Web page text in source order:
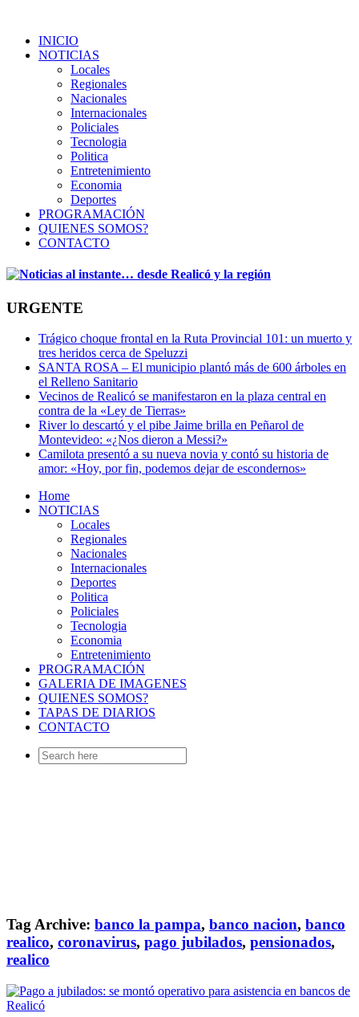
INICIO
NOTICIAS
Locales
Regionales
Nacionales
Internacionales
Policiales
Tecnologia
Politica
Entretenimiento
Economia
Deportes
PROGRAMACIÓN
QUIENES SOMOS?
CONTACTO
URGENTE
Trágico choque frontal en la Ruta Provincial 101: un muerto y
tres heridos cerca de Speluzzi
SANTA ROSA – El municipio plantó más de 600 árboles en
el Relleno Sanitario
Vecinos de Realicó se manifestaron en la plaza central en
contra de la «Ley de Tierras»
River lo descartó y el pibe Jaime brilla en Peñarol de
Montevideo: «¿Nos dieron a Messi?»
Camilota presentó a su nueva novia y contó su historia de
amor: «Hoy, por fin, podemos dejar de escondernos»
Home
NOTICIAS
Locales
Regionales
Nacionales
Internacionales
Deportes
Politica
Policiales
Tecnologia
Economia
Entretenimiento
PROGRAMACIÓN
GALERIA DE IMAGENES
QUIENES SOMOS?
TAPAS DE DIARIOS
CONTACTO
Search
for:
Tag Archive: banco la pampa, banco nacion, banco
realico, coronavirus, pago jubilados, pensionados,
realico